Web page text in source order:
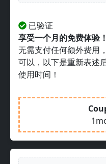
已验证
享受一个月的免费体验！
无需支付任何额外费用
可以，以下是重新表述
使用时间！